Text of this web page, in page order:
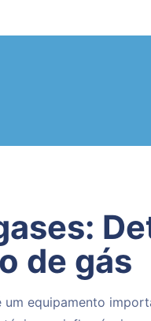
de gás
um equipamento